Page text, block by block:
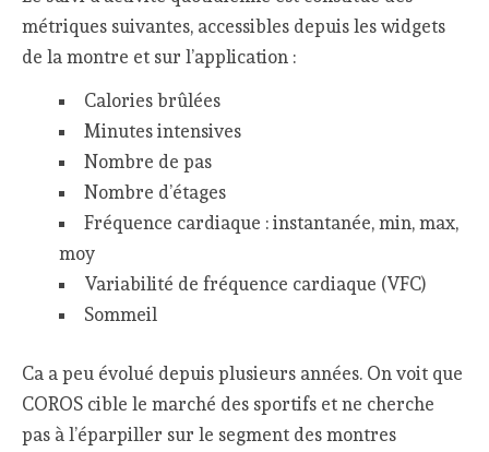
métriques suivantes, accessibles depuis les widgets
de la montre et sur l’application :
Calories brûlées
Minutes intensives
Nombre de pas
Nombre d’étages
Fréquence cardiaque : instantanée, min, max,
moy
Variabilité de fréquence cardiaque (VFC)
Sommeil
Ca a peu évolué depuis plusieurs années. On voit que
COROS cible le marché des sportifs et ne cherche
pas à l’éparpiller sur le segment des montres